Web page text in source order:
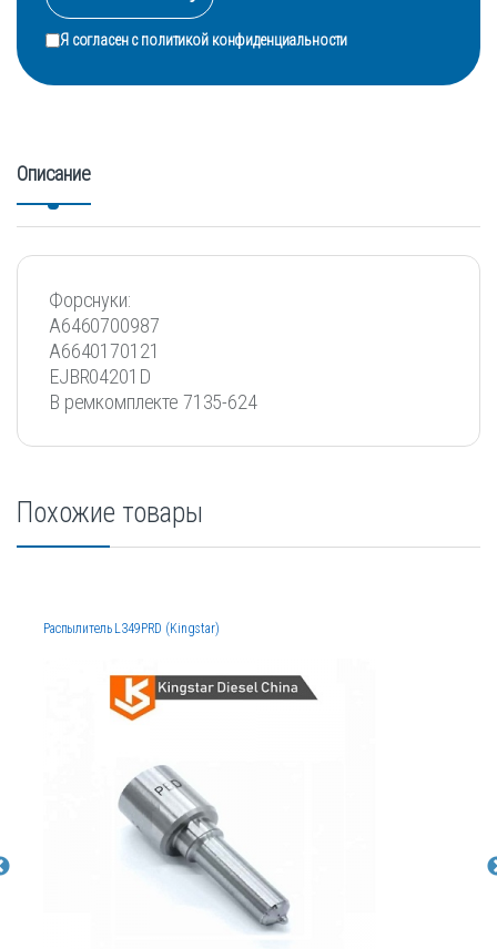
Я согласен сполитикой конфиденциальности
Описание
Форснуки:
A6460700987
A6640170121
EJBR04201D
В ремкомплекте 7135-624
Похожие товары
Распылитель L349PRD (Kingstar)